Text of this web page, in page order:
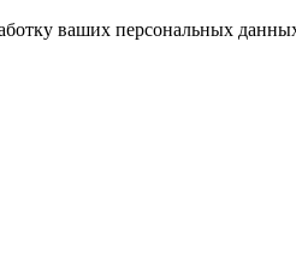
ваших персональных